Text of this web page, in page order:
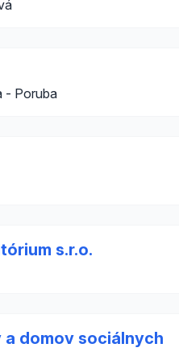
- Poruba
s.r.o.
domov sociálnych